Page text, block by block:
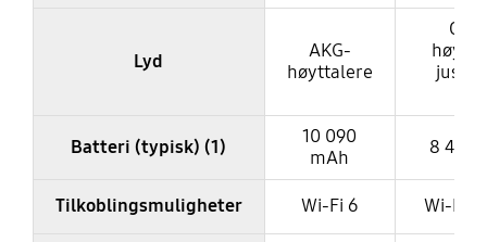
Lyd
AKG-
høyttalere
Batteri (typisk) (1)
10 090
mAh
8 400
Tilkoblingsmuligheter Wi-Fi 6 Wi-Fi